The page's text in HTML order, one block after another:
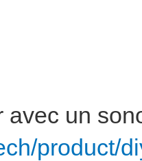
avec un
product/